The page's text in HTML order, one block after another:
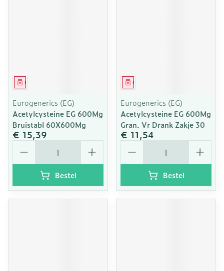
Geneesmiddel
Eurogenerics (EG)
Acetylcysteine EG 600Mg
Bruistabl 60X600Mg
€ 15,39
Aantal
Bestel
Geneesmiddel
Eurogenerics (EG)
Acetylcysteine EG 600Mg
Gran. Vr Drank Zakje 30
€ 11,54
Aantal
Bestel